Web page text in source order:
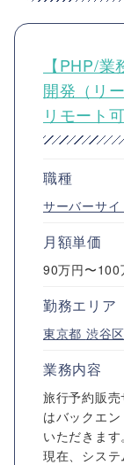
【PHP/
開発（リ
リモート
職種
サーバーサ
月額単価
90万円〜100
勤務エリア
東京都 渋谷区
業務内容
旅行予約販
はバックエ
いただきます。
現在、シス